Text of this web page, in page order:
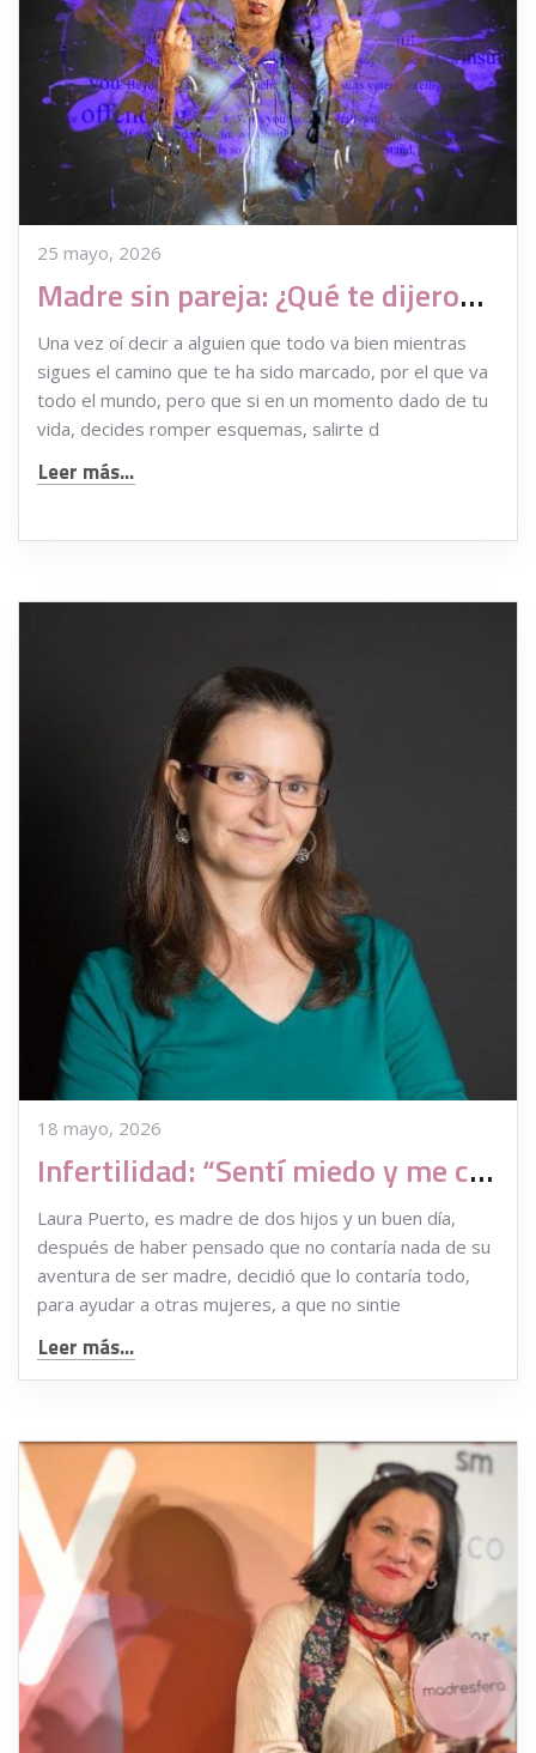
25 mayo, 2026
Madre sin pareja: ¿Qué te dijeron que tanto daño te hizo?
Una vez oí decir a alguien que todo va bien mientras
sigues el camino que te ha sido marcado, por el que va
todo el mundo, pero que si en un momento dado de tu
vida, decides romper esquemas, salirte d
Leer más...
18 mayo, 2026
Infertilidad: “Sentí miedo y me creía una mujer defectuosa”
Laura Puerto, es madre de dos hijos y un buen día,
después de haber pensado que no contaría nada de su
aventura de ser madre, decidió que lo contaría todo,
para ayudar a otras mujeres, a que no sintie
Leer más...